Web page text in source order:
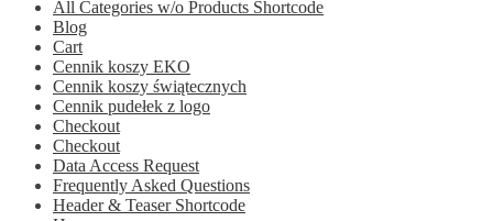
All Categories w/o Products Shortcode
Blog
Cart
Cennik koszy EKO
Cennik koszy świątecznych
Cennik pudełek z logo
Checkout
Checkout
Data Access Request
Frequently Asked Questions
Header & Teaser Shortcode